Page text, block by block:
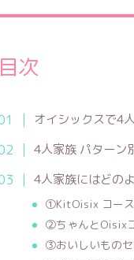
目次
オイシックスで4
4人家族 パターン
4人家族にはどの
①KitOisix コース
②ちゃんとOisix
③おいしいものセ